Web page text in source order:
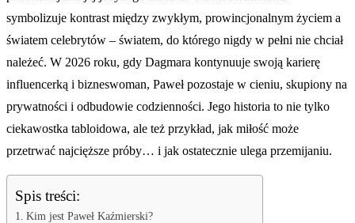
symbolizuje kontrast między zwykłym, prowincjonalnym życiem a
światem celebrytów – światem, do którego nigdy w pełni nie chciał
należeć. W 2026 roku, gdy Dagmara kontynuuje swoją karierę
influencerką i bizneswoman, Paweł pozostaje w cieniu, skupiony na
prywatności i odbudowie codzienności. Jego historia to nie tylko
ciekawostka tabloidowa, ale też przykład, jak miłość może
przetrwać najcięższe próby… i jak ostatecznie ulega przemijaniu.
Spis treści:
Kim jest Paweł Kaźmierski?